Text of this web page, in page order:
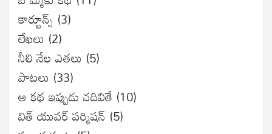
కార్టూన్స్ (3)
లేఖలు (2)
నీలి నేల ఎతలు (5)
పాటలు (33)
ఆ కథ ఇప్పుడు చదివితే (10)
విత్ యువర్ పర్మిషన్ (5)